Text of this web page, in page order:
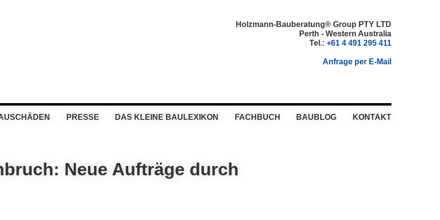
Holzmann-Bauberatung® Group PTY LTD
Perth - Western Australia
Tel.: +61 4 491 295 411
Anfrage per E-Mail
PRESSE DAS KLEINE BAULEXIKON FACHBUCH BAUBLOG KONTAKT
Neue Aufträge durch